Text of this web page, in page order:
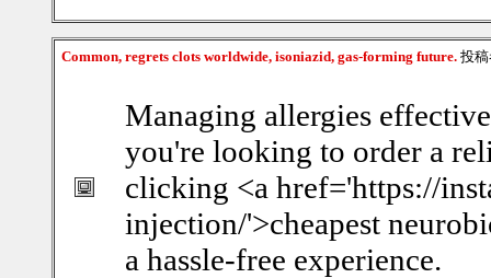
Common, regrets clots worldwide, isoniazid, gas-forming future. 投
Managing allergies
you're looking to order a
clicking <a href='https://
injection/'>cheapest
a hassle-free experience.